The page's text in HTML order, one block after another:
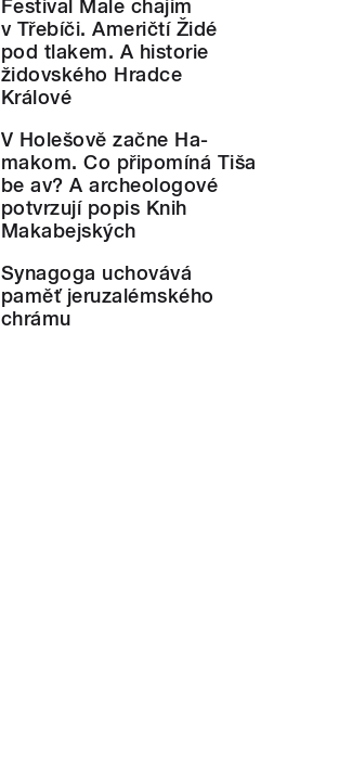
Festival Male chajim
v Třebíči. Američtí Židé
pod tlakem. A historie
židovského Hradce
Králové
V Holešově začne Ha-
makom. Co připomíná Tiša
be av? A archeologové
potvrzují popis Knih
Makabejských
Synagoga uchovává
paměť jeruzalémského
chrámu